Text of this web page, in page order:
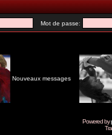
Mot de passe:
Nouveaux messages
Powered by